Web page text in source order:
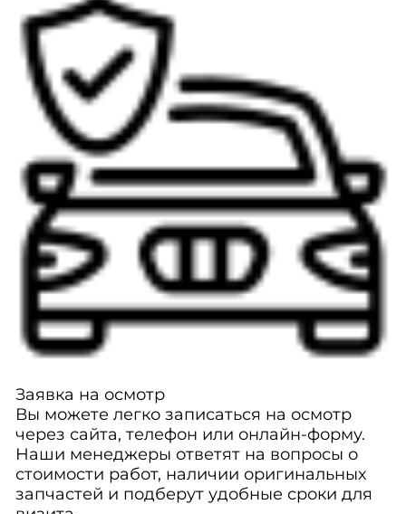
Заявка на осмотр
Вы можете легко записаться на осмотр
через сайта, телефон или онлайн-форму.
Наши менеджеры ответят на вопросы о
стоимости работ, наличии оригинальных
запчастей и подберут удобные сроки для